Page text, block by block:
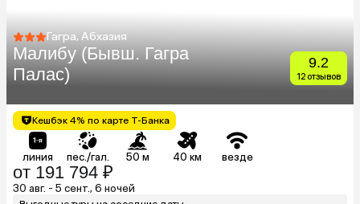
Гагра, Абхазия
Малибу (Бывш. Гагра
Палас)
9.2
12 отзывов
Кешбэк 4% по карте Т-Банка
линия пес./гал. 50 м 40 км везде
от 191 794 ₽
30 авг. - 5 сент., 6 ночей